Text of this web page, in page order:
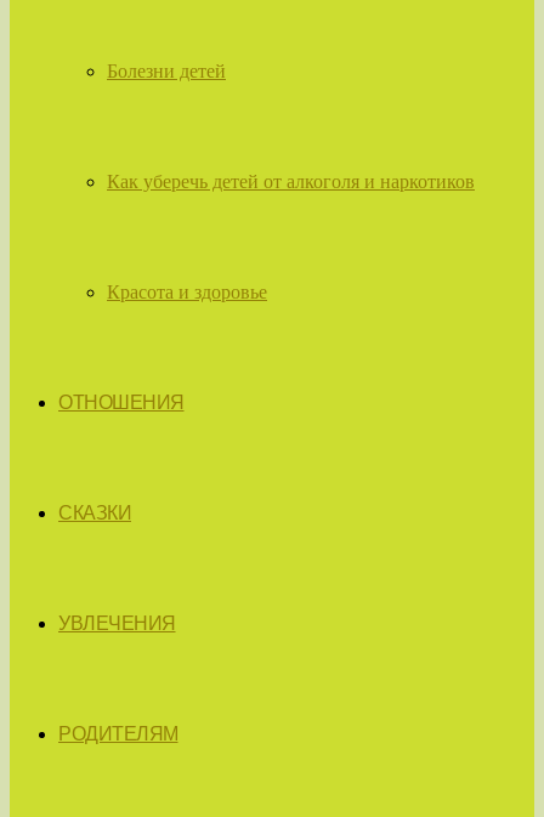
Болезни детей
Как уберечь детей от алкоголя и наркотиков
Красота и здоровье
ОТНОШЕНИЯ
СКАЗКИ
УВЛЕЧЕНИЯ
РОДИТЕЛЯМ